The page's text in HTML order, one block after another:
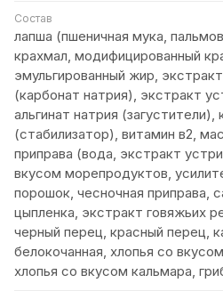
Состав
лапша (пшеничная мука,
крахмал, модифицированный
эмульгированный жир,
(карбонат натрия), экстракт
альгинат натрия
(стабилизатор), витамин в2,
приправа (вода, экстракт
вкусом морепродуктов,
порошок, чесночная приправа,
цыпленка, экстракт говяжьих
черный перец, красный перец,
белокочанная, хлопья со
хлопья со вкусом кальмара,